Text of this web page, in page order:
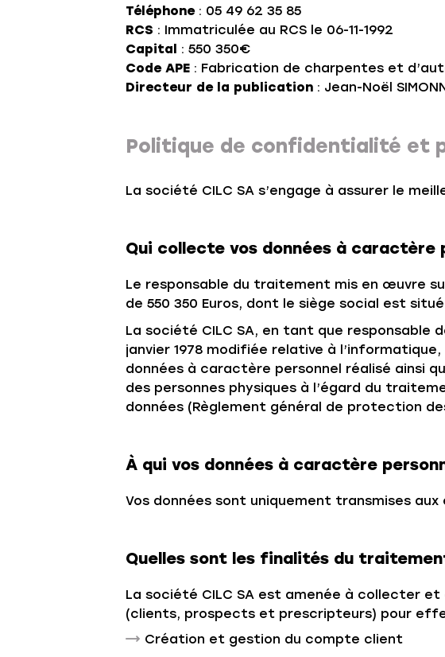
Téléphone: 05 49 62 35 85
RCS : Immatriculée au RCS le 06-11-1992
Capital : 550 350€
Code APE : Fabrication de charpentes et
Directeur de la publication : Jean-Noël
Politique de confidentialité et
La société CILC SA s’engage à assurer le
Qui collecte vos données à caractère
Le responsable du traitement mis en œuvre
de 550 350 Euros, dont le siège social est
La société CILC SA, en tant que responsable
janvier 1978 modifiée relative à
données à caractère personnel réalisé ainsi
des personnes physiques à l’égard du
données (Règlement général de protection
À qui vos données à caractère
Vos données sont uniquement transmises aux
Quelles sont les finalités du
La société CILC SA est amenée à collecter
(clients, prospects et prescripteurs) pour
Création et gestion du compte client